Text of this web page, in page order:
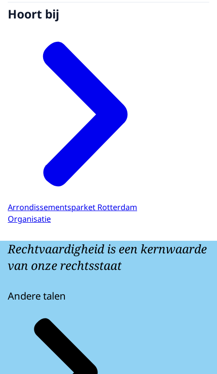
Hoort bij
Arrondissementsparket Rotterdam
Organisatie
Rechtvaardigheid is een kernwaarde
van onze rechtsstaat
Andere talen